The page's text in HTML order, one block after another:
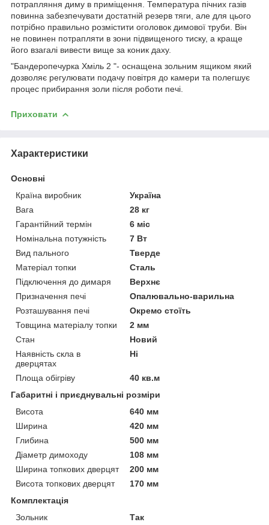
потрапляння диму в приміщення. Температура пічних газів
повинна забезпечувати достатній резерв тяги, але для цього
потрібно правильно розмістити оголовок димової труби. Він
не повинен потрапляти в зони підвищеного тиску, а краще
його взагалі вивести вище за коник даху.
"Бандеропечурка Хміль 2 "- оснащена зольним ящиком який
дозволяє регулювати подачу повітря до камери та полегшує
процес прибирання золи після роботи печі.
Приховати
Характеристики
Основні
Країна виробник
Україна
Вага
28 кг
Гарантійний термін
6 міс
Номінальна потужність
7 Вт
Вид пального
Тверде
Матеріал топки
Сталь
Підключення до димаря
Верхнє
Призначення печі
Опалювально-варильна
Розташування печі
Окремо стоїть
Товщина матеріалу топки
2 мм
Стан
Новий
Наявність скла в
дверцятах
Ні
Площа обігріву
40 кв.м
Габаритні і приєднувальні розміри
Висота
640 мм
Ширина
420 мм
Глибина
500 мм
Діаметр димоходу
108 мм
Ширина топкових дверцят
200 мм
Висота топкових дверцят
170 мм
Комплектація
Зольник
Так